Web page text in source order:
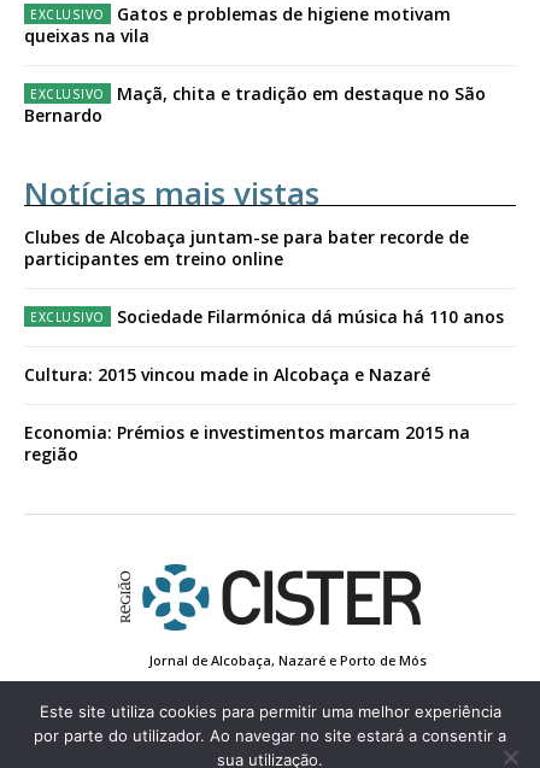
Gatos e problemas de higiene motivam
queixas na vila
Maçã, chita e tradição em destaque no São
Bernardo
Notícias mais vistas
Clubes de Alcobaça juntam-se para bater recorde de
participantes em treino online
Sociedade Filarmónica dá música há 110 anos
Cultura: 2015 vincou made in Alcobaça e Nazaré
Economia: Prémios e investimentos marcam 2015 na
região
Jornal de Alcobaça, Nazaré e Porto de Mós
Conta de Registo
Edição Impressa
Este site utiliza cookies para permitir uma melhor experiência
por parte do utilizador. Ao navegar no site estará a consentir a
sua utilização.